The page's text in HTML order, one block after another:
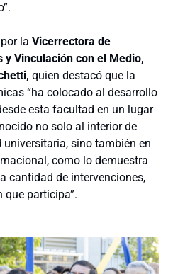
la Vicerrectora de
Vinculación con el Medio,
quien destacó que la
“ha colocado al desarrollo
esta facultad en un lugar
no solo al interior de
sino también en
como lo demuestra
cantidad de intervenciones,
que participa”.